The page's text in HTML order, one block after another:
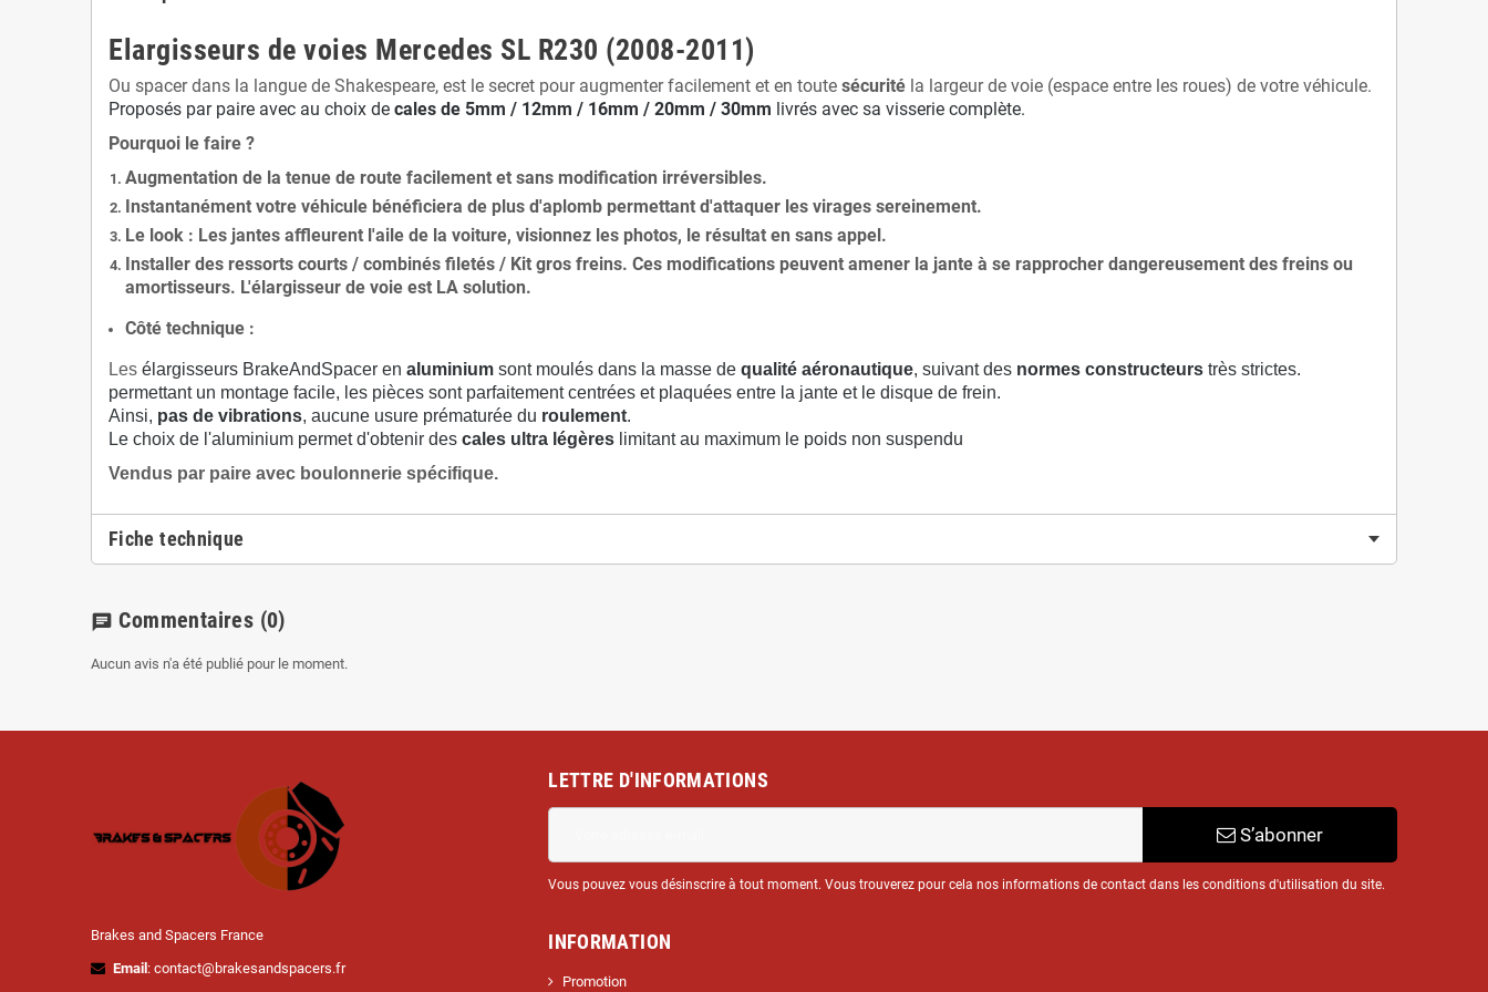
Elargisseurs de voies Mercedes SL R230 (2008-2011)
Ou spacer dans la langue de Shakespeare, est le secret pour augmenter facilement et en toute sécurité la largeur de voie (espace entre les roues) de votre véhicule.
Proposés par paire avec au choix de cales de 5mm / 12mm / 16mm / 20mm / 30mm livrés avec sa visserie complète.
Pourquoi le faire ?
Augmentation de la tenue de route facilement et sans modification irréversibles.
Instantanément votre véhicule bénéficiera de plus d'aplomb permettant d'attaquer les virages sereinement.
Le look : Les jantes affleurent l'aile de la voiture, visionnez les photos, le résultat en sans appel.
Installer des ressorts courts / combinés filetés / Kit gros freins. Ces modifications peuvent amener la jante à se rapprocher dangereusement des freins ou
amortisseurs. L'élargisseur de voie est LA solution.
Côté technique :
Les élargisseurs BrakeAndSpacer en aluminium sont moulés dans la masse de qualité aéronautique, suivant des normes constructeurs très strictes.
permettant un montage facile, les pièces sont parfaitement centrées et plaquées entre la jante et le disque de frein.
Ainsi, pas de vibrations, aucune usure prématurée du roulement.
Le choix de l'aluminium permet d'obtenir des cales ultra légères limitant au maximum le poids non suspendu
Vendus par paire avec boulonnerie spécifique.
Fiche technique
chat Commentaires (0)
Aucun avis n'a été publié pour le moment.
Brakes and Spacers France
Email : contact@brakesandspacers.fr
LETTRE D'INFORMATIONS
S’abonner
Vous pouvez vous désinscrire à tout moment. Vous trouverez pour cela nos informations de contact dans les conditions d'utilisation du site.
INFORMATION
Promotion